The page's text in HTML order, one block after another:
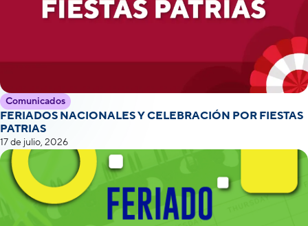
Comunicados
FERIADOS NACIONALES Y CELEBRACIÓN POR FIESTAS
PATRIAS
17 de julio, 2026